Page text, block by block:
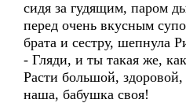
сидя за гудящим, паром
перед очень вкусным
брата и сестру, шепнула
- Гляди, и ты такая же,
Расти большой,
наша, бабушка своя!